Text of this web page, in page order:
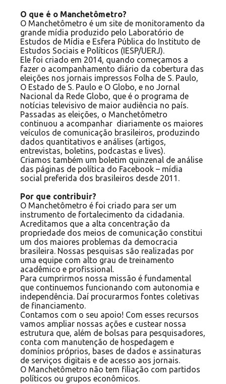
O que é o Manchetômetro?
O Manchetômetro é um site de monitoramento da
grande mídia produzido pelo Laboratório de
Estudos de Mídia e Esfera Pública do Instituto de
Estudos Sociais e Políticos (IESP/UERJ).
Ele foi criado em 2014, quando começamos a
fazer o acompanhamento diário da cobertura das
eleições nos jornais impressos Folha de S. Paulo,
O Estado de S. Paulo e O Globo, e no Jornal
Nacional da Rede Globo, que é o programa de
notícias televisivo de maior audiência no país.
Passadas as eleições, o Manchetômetro
continuou a acompanhar diariamente os maiores
veículos de comunicação brasileiros, produzindo
dados quantitativos e análises (artigos,
entrevistas, boletins, podcastas e lives).
Criamos também um boletim quinzenal de análise
das páginas de política do Facebook – mídia
social preferida dos brasileiros desde 2011.
Por que contribuir?
O Manchetômetro é foi criado para ser um
instrumento de fortalecimento da cidadania.
Acreditamos que a alta concentração da
propriedade dos meios de comunicação constitui
um dos maiores problemas da democracia
brasileira. Nossas pesquisas são realizadas por
uma equipe com alto grau de treinamento
acadêmico e profissional.
Para cumprirmos nossa missão é fundamental
que continuemos funcionando com autonomia e
independência. Daí procurarmos fontes coletivas
de financiamento.
Contamos com o seu apoio! Com esses recursos
vamos ampliar nossas ações e custear nossa
estrutura que, além de bolsas para pesquisadores,
conta com manutenção de hospedagem e
domínios próprios, bases de dados e assinaturas
de serviços digitais e de acesso aos jornais.
O Manchetômetro não tem filiação com partidos
políticos ou grupos econômicos.